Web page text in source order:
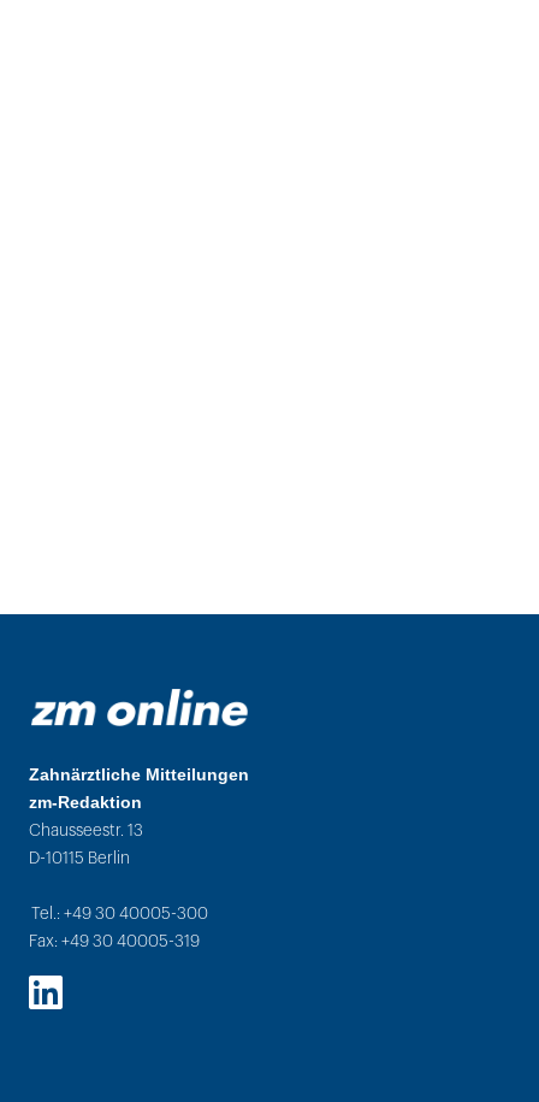
Zahnärztliche Mitteilungen
zm-Redaktion
Chausseestr. 13
D-10115 Berlin
Tel.: +49 30 40005-300
Fax: +49 30 40005-319
LinkedIn